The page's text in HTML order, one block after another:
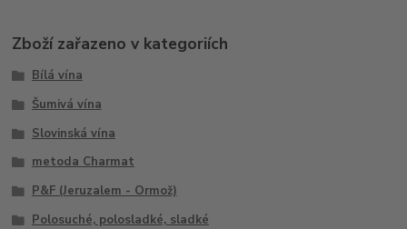
Zboží zařazeno v kategoriích
Bílá vína
Šumivá vína
Slovinská vína
metoda Charmat
P&F (Jeruzalem - Ormož)
Polosuché, polosladké, sladké